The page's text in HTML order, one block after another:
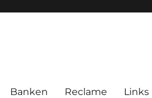
Banken Reclame Links